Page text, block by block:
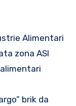
Alimentari
zona ASI
brik da